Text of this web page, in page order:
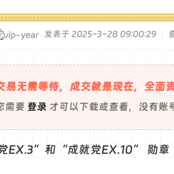
发表于 2025-3-28 09:00:29
易无需等待，成交就是现在，全面
需要 登录 才可以下载或查看，没有账
EX.3”和“成就党EX.10” 勋章